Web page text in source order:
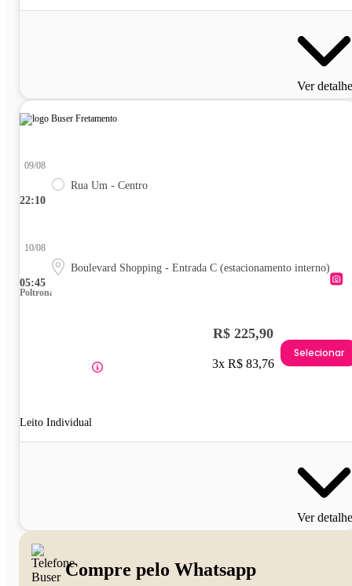
Ver
22:10
09/08
Rua Um - Centro
05:45
10/08
Boulevard Shopping - Entrada C (estacionamento interno)
Poltrona
Leito Individual
R$ 225,90
3x R$ 83,76
Selecionar
Ver
Compre pelo Whatsapp